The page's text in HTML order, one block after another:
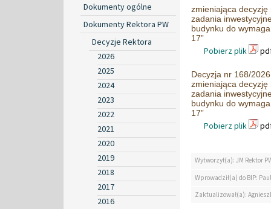
Dokumenty ogólne
Dokumenty Rektora PW
Decyzje Rektora
2026
2025
2024
2023
2022
2021
2020
2019
2018
2017
2016
zmieniająca
zadania
budynku do
17”
Pobierz plik
Decyzja nr 168/
zmieniająca
zadania
budynku do
17”
Pobierz plik
Wytworzył(a): JM Rektor
Wprowadził(a) do BIP:
Zaktualizował(a):